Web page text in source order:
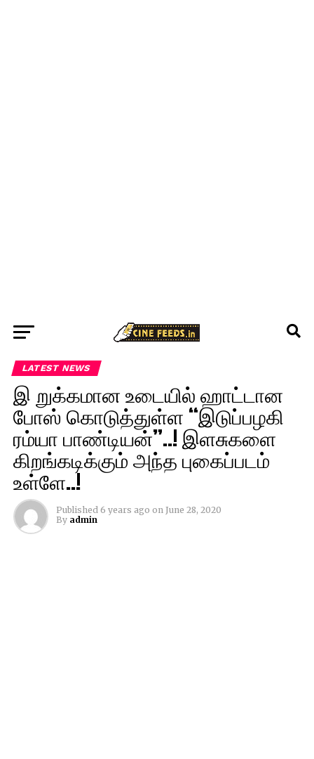
LATEST NEWS
இ றுக்கமான உடையில் ஹாட்டான
போஸ் கொடுத்துள்ள “இடுப்பழகி
ரம்யா பாண்டியன்”..! இளசுகளை
கிறங்கடிக்கும் அந்த புகைப்படம்
உள்ளே..!
Published 6 years ago on June 28, 2020
By admin